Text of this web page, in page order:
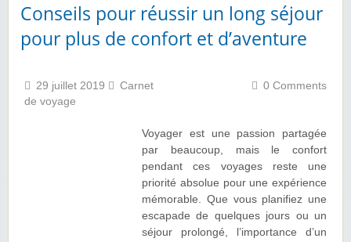
Conseils pour réussir un long séjour
pour plus de confort et d’aventure
29 juillet 2019
Carnet
de voyage
0 Comments
Voyager est une passion partagée
par beaucoup, mais le confort
pendant ces voyages reste une
priorité absolue pour une expérience
mémorable. Que vous planifiez une
escapade de quelques jours ou un
séjour prolongé, l’importance d’un